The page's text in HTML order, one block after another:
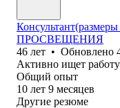
ПРОСВЕЩЕНИЯ
46 лет • Обновлено
Активно ищет работу
Общий опыт
10 лет 9 месяцев
Другие резюме